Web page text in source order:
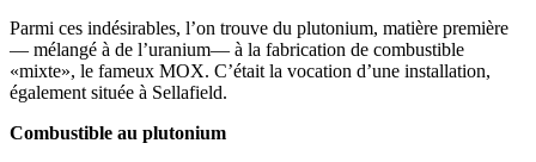
Parmi ces indésirables, l’on trouve du plutonium, matière première
— mélangé à de l’uranium— à la fabrication de combustible
«mixte», le fameux MOX. C’était la vocation d’une installation,
également située à Sellafield.
Combustible au plutonium